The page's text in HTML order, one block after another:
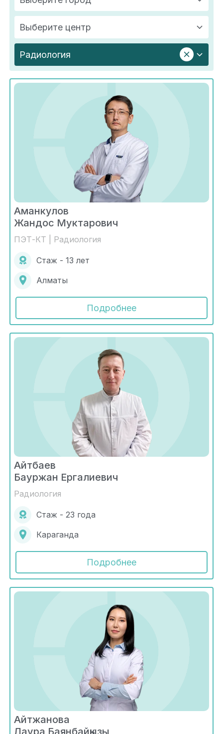
Выберите центр
Радиология
Аманкулов
Жандос Муктарович
ПЭТ-КТ | Радиология
Стаж - 13 лет
Алматы
Подробнее
Айтбаев
Бауржан Ергалиевич
Радиология
Стаж - 23 года
Караганда
Подробнее
Айтжанова
Лаура Баянбайқызы